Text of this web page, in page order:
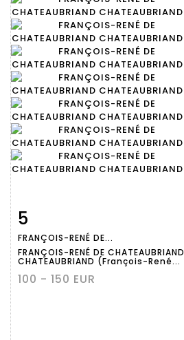
détaillée
5
FRANÇOIS-RENÉ DE...
FRANÇOIS-RENÉ DE CHATEAUBRIAND
CHATEAUBRIAND (François-René...
100 - 150 EUR